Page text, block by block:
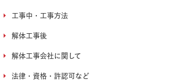
工事中・工事方法
解体工事後
解体工事会社に関して
法律・資格・許認可など